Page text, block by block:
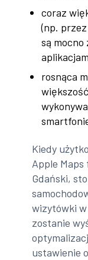
coraz
(np.
są mocno
rosnąca
Kiedy
Apple
Gdański,
wizytówki
zostanie
ustawienie